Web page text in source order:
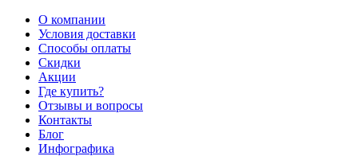
О компании
Условия доставки
Способы оплаты
Скидки
Акции
Где купить?
Отзывы и вопросы
Контакты
Блог
Инфографика